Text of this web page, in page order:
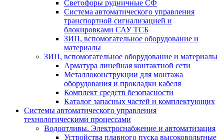
Светофоры рудничные СФ
Система автоматического управления
транспортной сигнализацией и
блокировками САУ ТСБ
ЗИП, вспомогательное оборудование и
материалы
ЗИП, вспомогательное оборудование и материалы
Арматура линейная контактной сети
Металлоконструкции для монтажа
оборудования и прокладки кабеля
Комплект средств безопасности
Каталог запасных частей и комплектующих
Системы автоматического управления
технологическими процессами
Водоотливы. Электроснабжение и автоматизация
Устройства плавного пуска высоковольтные